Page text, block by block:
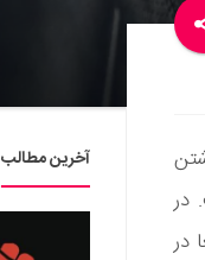
در
در
آخرین مطالب